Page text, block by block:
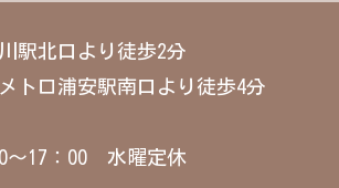
駅北口より徒歩2分
トロ浦安駅南口より徒歩4分
～17：00 水曜定休